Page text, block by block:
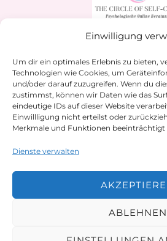
Einwilligung
Um dir ein optimales Erlebnis zu bieten,
Technologien wie Cookies, um
und/oder darauf zuzugreifen. Wenn du
zustimmst, können wir Daten wie das
eindeutige IDs auf dieser Website
Einwillligung nicht erteilst oder
Merkmale und Funktionen beeinträchtigt
Dienste verwalten
ABLEHNEN
Home
Über mich
Impressum
Kontakt
AGBs
Cookie-Richtlinie